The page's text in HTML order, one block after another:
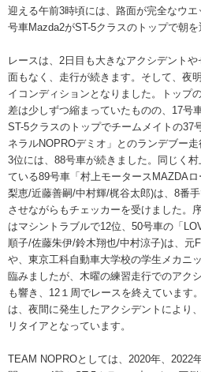
迎える午前3時頃には、路面が完全なウ
号車Mazda2がST-5クラスのトップで朝を
レースは、2日目も大きなアクシデント
面もなく、走行が続きます。そして、夜
イコンディションとなりました。トップ
差は少しずつ縮まっていたものの、17号
ST-5クラスのトップでチームメイトの37
ネラルNOPROデミオ」とのランデブー走
3位には、88号車が続きました。同じく
ている89号車「村上モータースMAZDA
梨恵/近藤善嗣/中村輝/梶谷太郎)は、8番
させながらもチェッカーを受けました。
はマシントラブルで12位、50号車の「
順子/佐藤朱伊/鈴木翔也/中村涼子)は、元
や、東京工科自動車大学校の学生メカニ
臨みましたが、木曜の練習走行でのアク
も響き、12１周でレースを終えています
は、夜間に発生したアクシデントにより
リタイアとなっています。
TEAM NOPROとしては、2020年、2022